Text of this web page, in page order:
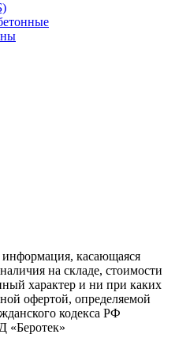
информация, касающаяся
на складе, стоимости
характер и ни при каких
офертой, определяемой
кодекса РФ
«Беротек»